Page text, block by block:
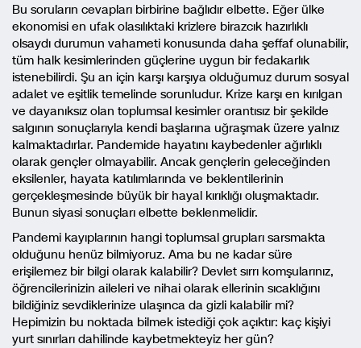
Bu soruların cevapları birbirine bağlıdır elbette. Eğer ülke
ekonomisi en ufak olasılıktaki krizlere birazcık hazırlıklı
olsaydı durumun vahameti konusunda daha şeffaf olunabilir,
tüm halk kesimlerinden güçlerine uygun bir fedakarlık
istenebilirdi. Şu an için karşı karşıya olduğumuz durum sosyal
adalet ve eşitlik temelinde sorunludur. Krize karşı en kırılgan
ve dayanıksız olan toplumsal kesimler orantısız bir şekilde
salgının sonuçlarıyla kendi başlarına uğraşmak üzere yalnız
kalmaktadırlar. Pandemide hayatını kaybedenler ağırlıklı
olarak gençler olmayabilir. Ancak gençlerin geleceğinden
eksilenler, hayata katılımlarında ve beklentilerinin
gerçekleşmesinde büyük bir hayal kırıklığı oluşmaktadır.
Bunun siyasi sonuçları elbette beklenmelidir.
Pandemi kayıplarının hangi toplumsal grupları sarsmakta
olduğunu henüz bilmiyoruz. Ama bu ne kadar süre
erişilemez bir bilgi olarak kalabilir? Devlet sırrı komşularınız,
öğrencilerinizin aileleri ve nihai olarak ellerinin sıcaklığını
bildiğiniz sevdiklerinize ulaşınca da gizli kalabilir mi?
Hepimizin bu noktada bilmek istediği çok açıktır: kaç kişiyi
yurt sınırları dahilinde kaybetmekteyiz her gün?